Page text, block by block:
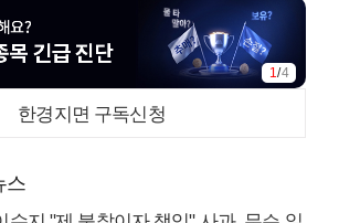
1/4
한경지면 구독신청
스